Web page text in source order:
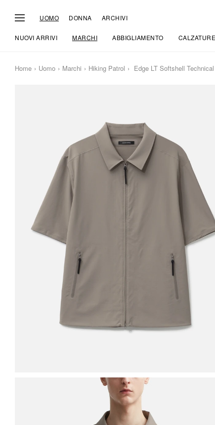
UOMO DONNA ARCHIVI
NUOVI ARRIVI MARCHI ABBIGLIAMENTO CALZATURE
Home Uomo Marchi Hiking Patrol Edge LT Softshell